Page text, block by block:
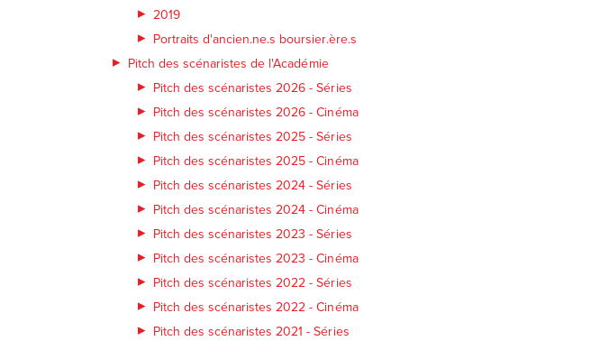
2019
Portraits d'ancien.ne.s boursier.ère.s
Pitch des scénaristes de l'Académie
Pitch des scénaristes 2026 - Séries
Pitch des scénaristes 2026 - Cinéma
Pitch des scénaristes 2025 - Séries
Pitch des scénaristes 2025 - Cinéma
Pitch des scénaristes 2024 - Séries
Pitch des scénaristes 2024 - Cinéma
Pitch des scénaristes 2023 - Séries
Pitch des scénaristes 2023 - Cinéma
Pitch des scénaristes 2022 - Séries
Pitch des scénaristes 2022 - Cinéma
Pitch des scénaristes 2021 - Séries